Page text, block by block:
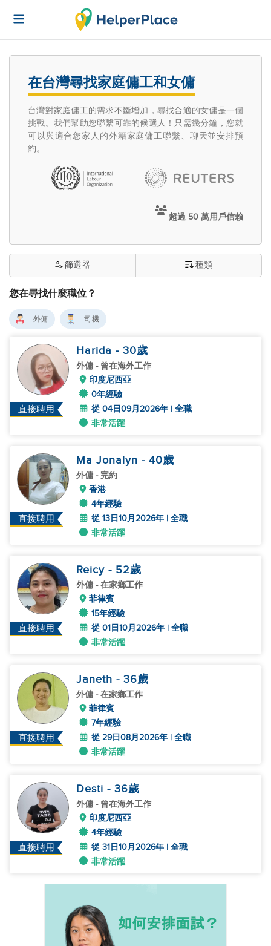
在台灣尋找家庭傭工和女傭
台灣對家庭傭工的需求不斷增加，尋找合適的女傭是一個
挑戰。我們幫助您聯繫可靠的候選人！只需幾分鐘，您就
可以與適合您家人的外籍家庭傭工聯繫、聊天並安排預
約。
超過 50 萬用戶信賴
您在尋找什麼職位？
篩選器 種類
外傭 司機
直接聘用
Harida - 30歲
外傭 - 曾在海外工作
印度尼西亞
0年經驗
從 04日09月2026年 | 全職
非常活躍
直接聘用
Ma Jonalyn - 40歲
外傭 - 完約
香港
4年經驗
從 13日10月2026年 | 全職
非常活躍
直接聘用
Reicy - 52歲
外傭 - 在家鄉工作
菲律賓
15年經驗
從 01日10月2026年 | 全職
非常活躍
直接聘用
Janeth - 36歲
外傭 - 在家鄉工作
菲律賓
7年經驗
從 29日08月2026年 | 全職
非常活躍
直接聘用
Desti - 36歲
外傭 - 曾在海外工作
印度尼西亞
4年經驗
從 31日10月2026年 | 全職
非常活躍